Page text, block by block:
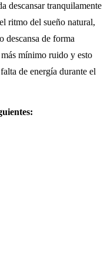
descansar tranquilamente
ritmo del sueño natural,
descansa de forma
mínimo ruido y esto
de energía durante el